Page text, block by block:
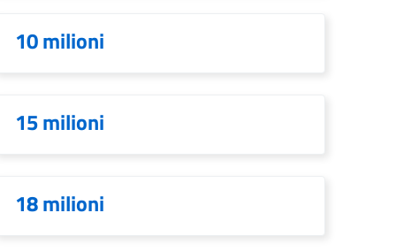
10 milioni
15 milioni
18 milioni